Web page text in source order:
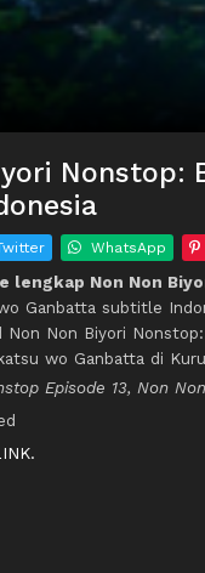
Nonstop:
WhatsApp
lengkap Non Non
Ganbatta subtitle
Non Non Biyori
wo Ganbatta di
Episode 13, Non